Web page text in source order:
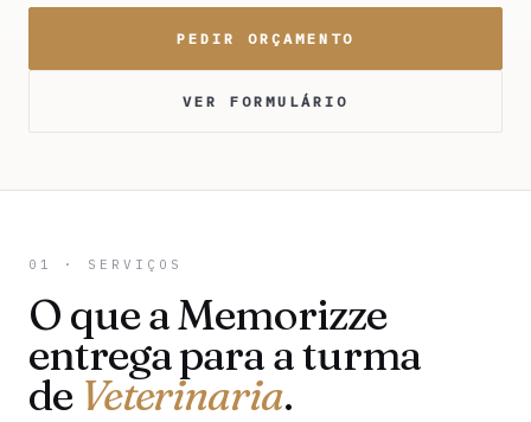
PEDIR ORÇAMENTO
VER FORMULÁRIO
01 · SERVIÇOS
O que a Memorizze
entrega para a turma
de Veterinaria.